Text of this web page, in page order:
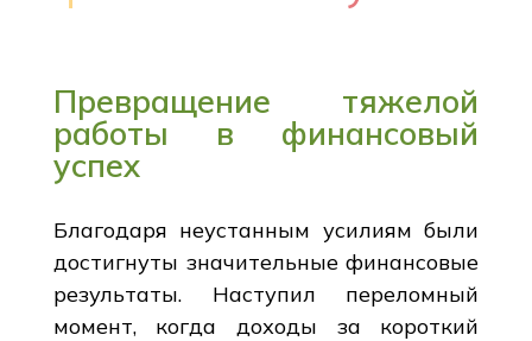
Превращение тяжелой
работы в финансовый
успех
Благодаря неустанным усилиям были
достигнуты значительные финансовые
результаты. Наступил переломный
момент, когда доходы за короткий